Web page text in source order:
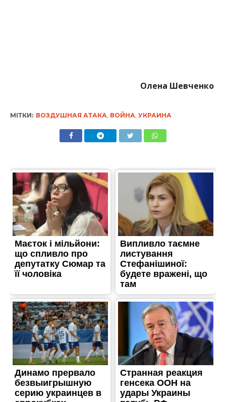
Олена Шевченко
МІТКИ: ВОЗДУШНАЯ АТАКА ВОЙНА УКРАИНА